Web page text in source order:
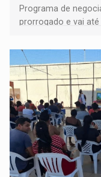
Programa de
prorrogado e vai